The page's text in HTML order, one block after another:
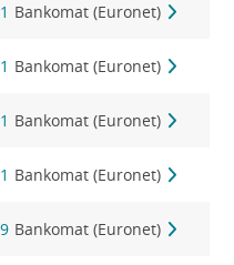
Bankomat (Euronet)
Bankomat (Euronet)
Bankomat (Euronet)
Bankomat (Euronet)
Bankomat (Euronet)